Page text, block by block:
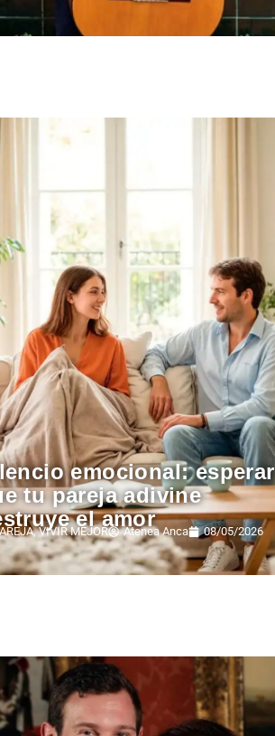
emocional: esperar
tu pareja adivine
el amor
,VIVIR MEJOR Atenea Anca 08/05/2026